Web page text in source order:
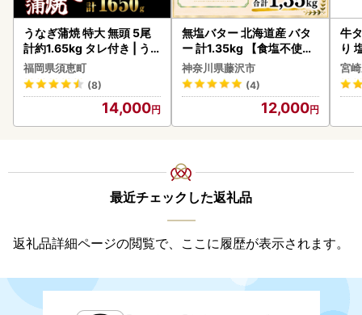
うなぎ蒲焼 特大 無頭 5尾
計約1.65kg タレ付き | う
なぎ蒲焼
福岡県須恵町
(8)
14,000
無塩バター 北海道産 バタ
ー 計1.35kg 【食塩不使用
】
神奈川県藤沢市
(4)
12,000
牛
り
宮
最近チェックした返礼品
返礼品詳細ページの閲覧で、ここに履歴が表示されます。